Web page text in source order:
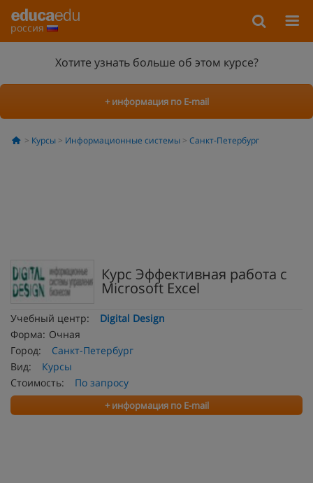
россия
Хотите узнать больше об этом курсе?
+ информация по E-mail
Курсы Информационные системы Санкт-Петербург
Курс Эффективная работа с
Microsoft Excel
Учебный центр:
Digital Design
Форма: Очная
Город:
Санкт-Петербург
Вид:
Курсы
Стоимость:
По запросу
+ информация по E-mail